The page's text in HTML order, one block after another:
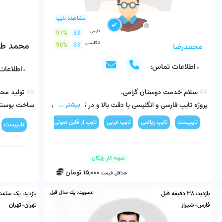
مشاهده تایپ
63
91% فارسی
33
96% انگلیسی محمدرضا
اطلاعات تماس:
تایپیست تایپ ریاضی تایپ عربی تایپ از فایل صوتی رسم نمودار و چارت
پروژه تایپ فارسی و انگلیسی با دقت بالا و در کمترین زمان
پیشاپیش ممنونم از اعتمادتون.
بیشتر ...
نمونه کار رایگان
حداقل قیمت 15,000تومان
محمد
تایپیست
بازدید:38 دقیقه قبل
فارس-شیراز
عضویت: یک سال قبل بازدید:یک
تهران-تهران